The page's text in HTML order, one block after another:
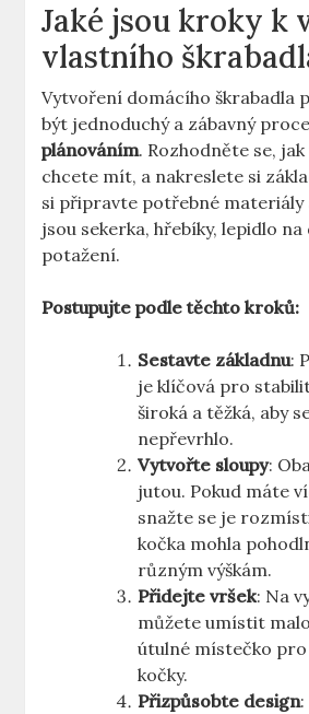
Jaké jsou kroky k
vlastního
Vytvoření domácího škrabadla
být jednoduchý a zábavný
plánováním. Rozhodněte se,
chcete mít, a nakreslete si
si připravte potřebné materiály
jsou sekerka, hřebíky, lepidlo
potažení.
Postupujte podle těchto kroků:
Sestavte základnu:
je klíčová pro
široká a těžká, aby
nepřevrhlo.
Vytvořte sloupy:
jutou. Pokud máte
snažte se je
kočka mohla
různým výškám.
Přidejte vršek: Na
můžete umístit
útulné místečko
kočky.
Přizpůsobte design